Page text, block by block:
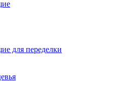
для переделки